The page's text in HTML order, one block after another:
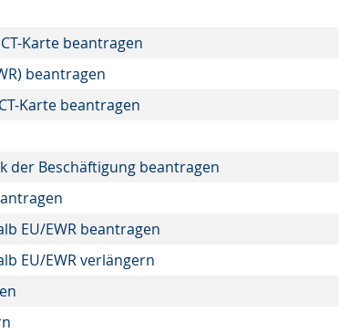
Karte beantragen
beantragen
Karte beantragen
der Beschäftigung beantragen
EU/EWR beantragen
EU/EWR verlängern